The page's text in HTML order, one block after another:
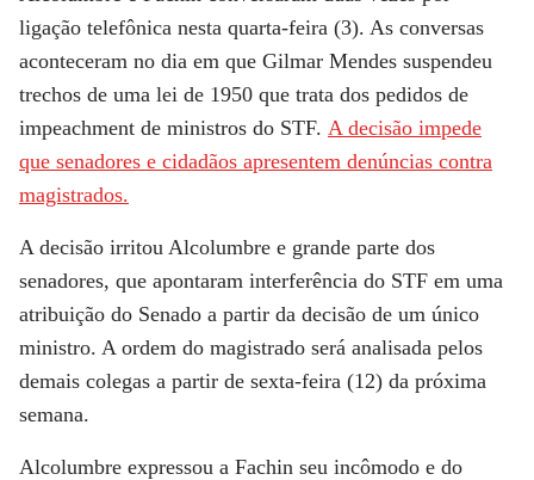
ligação telefônica nesta quarta-feira (3). As conversas
aconteceram no dia em que Gilmar Mendes suspendeu
trechos de uma lei de 1950 que trata dos pedidos de
impeachment de ministros do STF. A decisão impede
que senadores e cidadãos apresentem denúncias contra
magistrados.
A decisão irritou Alcolumbre e grande parte dos
senadores, que apontaram interferência do STF em uma
atribuição do Senado a partir da decisão de um único
ministro. A ordem do magistrado será analisada pelos
demais colegas a partir de sexta-feira (12) da próxima
semana.
Alcolumbre expressou a Fachin seu incômodo e do